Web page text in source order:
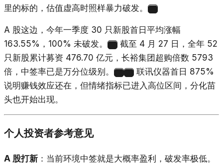
里的标的，估值虚高时照样暴力破发。
A 股这边，今年一季度 30 只新股首日平均涨幅
163.55%，100% 未破发。
截至 4 月 27 日，全年 52
只新股累计募资 476.70 亿元，长裕集团超购倍数 5793
倍，中签率已是万分位级别。
联讯仪器首日 875%
说明赚钱效应还在，但情绪指标已进入高位区间，分化苗
头也开始出现。
个人投资者参考意见
A 股打新 ：当前环境中签就是大概率盈利，破发率极低。